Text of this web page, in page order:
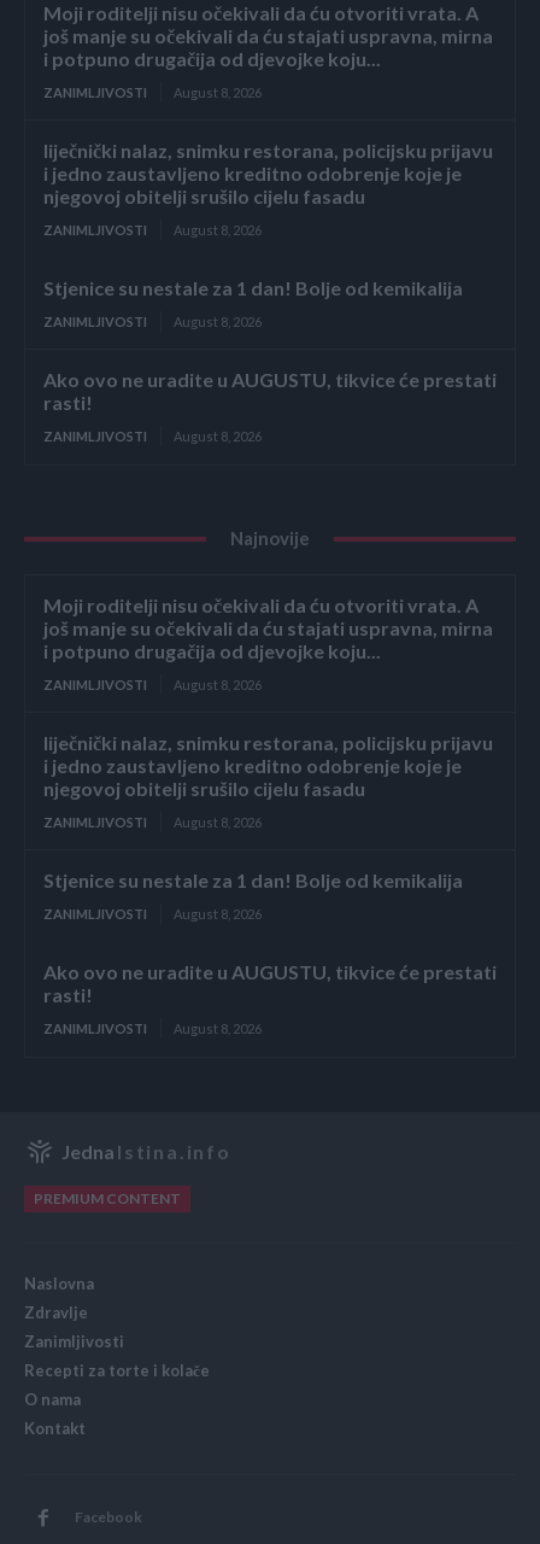
Moji roditelji nisu očekivali da ću otvoriti vrata. A
još manje su očekivali da ću stajati uspravna, mirna
i potpuno drugačija od djevojke koju...
ZANIMLJIVOSTI August 8, 2026
liječnički nalaz, snimku restorana, policijsku prijavu
i jedno zaustavljeno kreditno odobrenje koje je
njegovoj obitelji srušilo cijelu fasadu
ZANIMLJIVOSTI August 8, 2026
Stjenice su nestale za 1 dan! Bolje od kemikalija
ZANIMLJIVOSTI August 8, 2026
Ako ovo ne uradite u AUGUSTU, tikvice će prestati
rasti!
ZANIMLJIVOSTI August 8, 2026
Najnovije
Moji roditelji nisu očekivali da ću otvoriti vrata. A
još manje su očekivali da ću stajati uspravna, mirna
i potpuno drugačija od djevojke koju...
ZANIMLJIVOSTI August 8, 2026
liječnički nalaz, snimku restorana, policijsku prijavu
i jedno zaustavljeno kreditno odobrenje koje je
njegovoj obitelji srušilo cijelu fasadu
ZANIMLJIVOSTI August 8, 2026
Stjenice su nestale za 1 dan! Bolje od kemikalija
ZANIMLJIVOSTI August 8, 2026
Ako ovo ne uradite u AUGUSTU, tikvice će prestati
rasti!
ZANIMLJIVOSTI August 8, 2026
Jedna Istina.info
PREMIUM CONTENT
Naslovna
Zdravlje
Zanimljivosti
Recepti za torte i kolače
O nama
Kontakt
Facebook